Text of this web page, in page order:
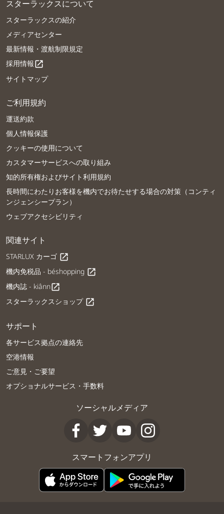
スターラックスについて
スターラックスの紹介
メディアセンター
最新情報・渡航制限規定
採用情報open_in_new
サイトマップ
ご利用規約
運送約款
個人情報保護
クッキーの使用について
カスタマーサービスへの取り組み
知的所有権およびサイト利用規約
長時間にわたりお客様を機内でお待たせする場合の対策（コンティ
ンジェンシープラン）
ウェブアクセシビリティ
関連サイト
STARLUX カーゴ open_in_new
機内免税品 - béshopping open_in_new
機内誌 - kiânnopen_in_new
スターラックスショップ open_in_new
サポート
各サービス拠点の連絡先
空港情報
ご意見・ご要望
オプショナルサービス・手数料
ソーシャルメディア
スマートフォンアプリ